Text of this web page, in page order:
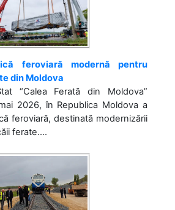
feroviară modernă pentru
din Moldova
“Calea Ferată din Moldova”
2026, în Republica Moldova a
feroviară, destinată modernizării
ferate....